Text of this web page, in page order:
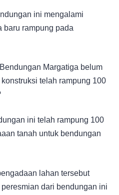
ini mengalami
baru rampung pada
Margatiga belum
telah rampung 100
ini telah rampung 100
tanah untuk bendungan
lahan tersebut
dari bendungan ini